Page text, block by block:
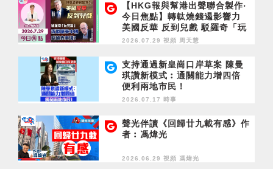
【HKG報與幫港出聲聯合製作‧
今日焦點】轉軚燒錢遏影響力
美國反華 反到兒戲 駁羅奇「玩
完論」 香港唔靠中國 唔通靠美
2026.07.29 視頻 周天慧
支持通過新皇崗口岸草案 陳曼
琪讚新模式︰通關能力增四倍
便利兩地市民！
2026.07.17 時事
聲光伴讀《回歸廿九載有感》作
者︰馮煒光
2026.06.29 視頻 馮煒光